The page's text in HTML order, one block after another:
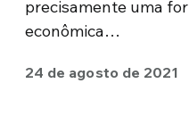
precisamente uma
econômica…
24 de agosto de 2021